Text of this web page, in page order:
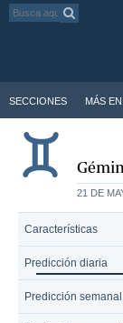
SECCIONES MÁS
21 DE
Características
Predicción diaria
Predicción semanal